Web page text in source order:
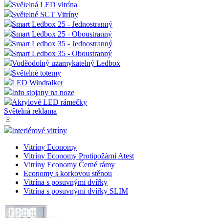
Světelná LED vitrína
Světelné SCT Vitríny
Smart Ledbox 25 - Jednostranný
Smart Ledbox 25 - Oboustranný
Smart Ledbox 35 - Jednostranný
Smart Ledbox 35 - Oboustranný
Voděodolný uzamykatelný Ledbox
Světelné totemy
LED Windtalker
Info stojany na noze
Akrylové LED rámečky
Světelná reklama
Interiérové vitríny
Vitríny Economy
Vitríny Economy Protipožární Atest
Vitríny Economy Černé rámy
Economy s korkovou stěnou
Vitrína s posuvnými dvířky
Vitrína s posuvnými dvířky SLIM